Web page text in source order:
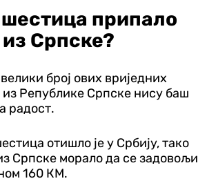
шестица припало
Српске?
број ових вриједних
из Републике Српске нису баш
радост.
отишло је у Србију, тако
Српске морало да се задовољи
160 КМ.